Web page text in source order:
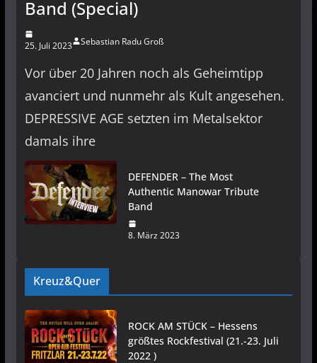
Band (Special)
25. Juli 2023 Sebastian Radu Groß
Vor über 20 Jahren noch als Geheimtipp
avanciert und nunmehr als Kult angesehen.
DEPRESSIVE AGE setzten im Metalsektor
damals ihre
DEFENDER – The Most
Authentic Manowar Tribute
Band
8. März 2023
Kreuz&Quer
ROCK AM STÜCK – Hessens
größtes Rockfestival (21.-23. Juli
2022 )